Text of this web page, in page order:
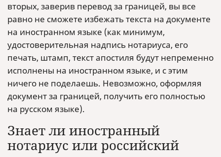
вторых, заверив перевод за границей, вы все
равно не сможете избежать текста на документе
на иностранном языке (как минимум,
удостоверительная надпись нотариуса, его
печать, штамп, текст апостиля будут непременно
исполнены на иностранном языке, и с этим
ничего не поделаешь. Невозможно, оформляя
документ за границей, получить его полностью
на русском языке).
Знает ли иностранный
нотариус или российский